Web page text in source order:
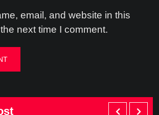
email, and website in this
next time I comment.